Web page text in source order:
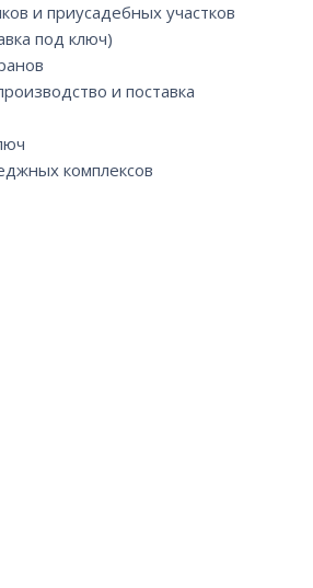
и приусадебных участков
под ключ)
и поставка
комплексов